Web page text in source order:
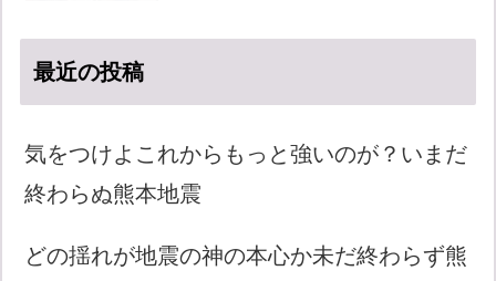
最近の投稿
気をつけよこれからもっと強いのが？いまだ
終わらぬ熊本地震
どの揺れが地震の神の本心か未だ終わらず熊